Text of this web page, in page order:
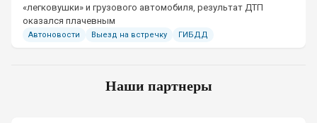
«легковушки» и грузового автомобиля, результат ДТП
оказался плачевным
Автоновости Выезд на встречку ГИБДД
Наши партнеры